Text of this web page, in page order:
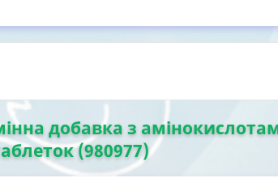
добавка з
(980977)